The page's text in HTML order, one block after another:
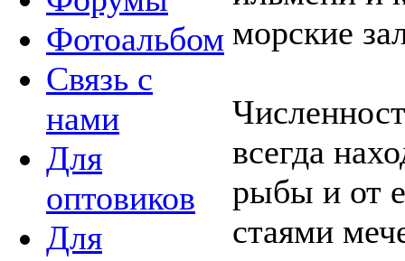
Фотоальбом
Связь с
нами
Для
оптовиков
Для
морские
всегда
рыбы и от
стаями